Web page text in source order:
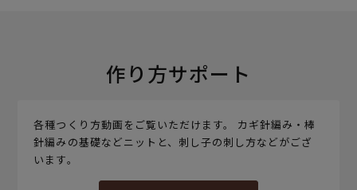
作り方サポート
各種つくり方動画をご覧いただけます。 カギ針編み・棒
針編みの基礎などニットと、刺し子の刺し方などがござ
います。